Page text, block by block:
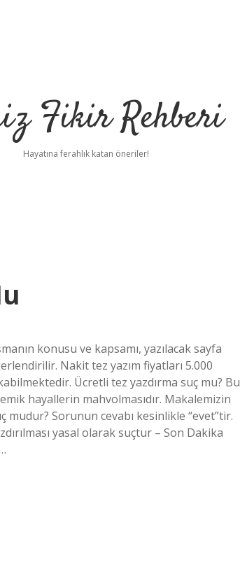
Fikir Rehberi
Hayatına ferahlık katan öneriler!
konusu ve kapsamı, yazılacak sayfa
Nakit tez yazım fiyatları 5.000
Ücretli tez yazdırma suç mu? Bu
hayallerin mahvolmasıdır. Makalemizin
mudur? Sorunun cevabı kesinlikle “evet”tir.
yasal olarak suçtur – Son Dakika